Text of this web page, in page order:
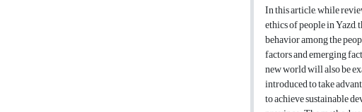
In this article, while
ethics of people in
behavior among the
factors and emerging
new world will also be
introduced to take
to achieve sustainable